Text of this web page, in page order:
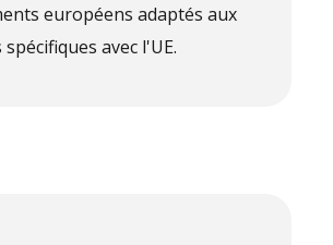
européens adaptés aux
avec l'UE.